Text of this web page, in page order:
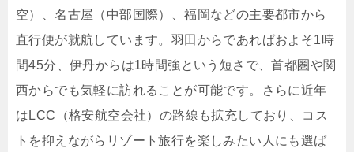
空）、名古屋（中部国際）、福岡などの主要都市から
直行便が就航しています。羽田からであればおよそ1時
間45分、伊丹からは1時間強という短さで、首都圏や関
西からでも気軽に訪れることが可能です。さらに近年
はLCC（格安航空会社）の路線も拡充しており、コス
トを抑えながらリゾート旅行を楽しみたい人にも選ば